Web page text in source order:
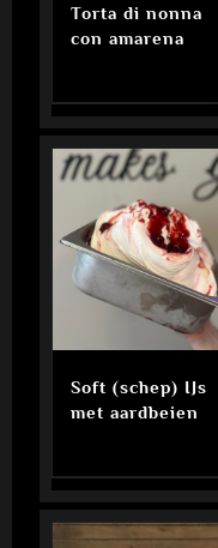
Torta di nonna
con amarena
Soft (schep) IJs
met aardbeien